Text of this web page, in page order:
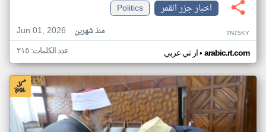
اخبار جزر القمر
Politics
Jun 01, 2026
منذ شهرين TN75KY
ار تي عربي• arabic.rt.com عدد الكلمات: ٢١٥